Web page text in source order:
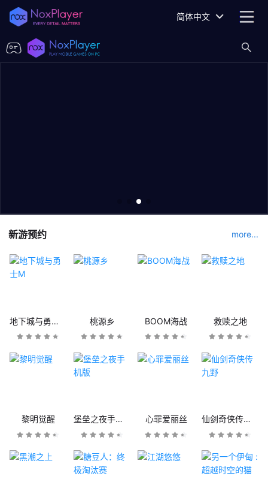
简体中文
新游预约 more...
地下城与勇士M 桃源乡 BOOM海战 救赎之地
黎明觉醒 堡垒之夜手机版 心罪爱丽丝 仙剑奇侠传九野